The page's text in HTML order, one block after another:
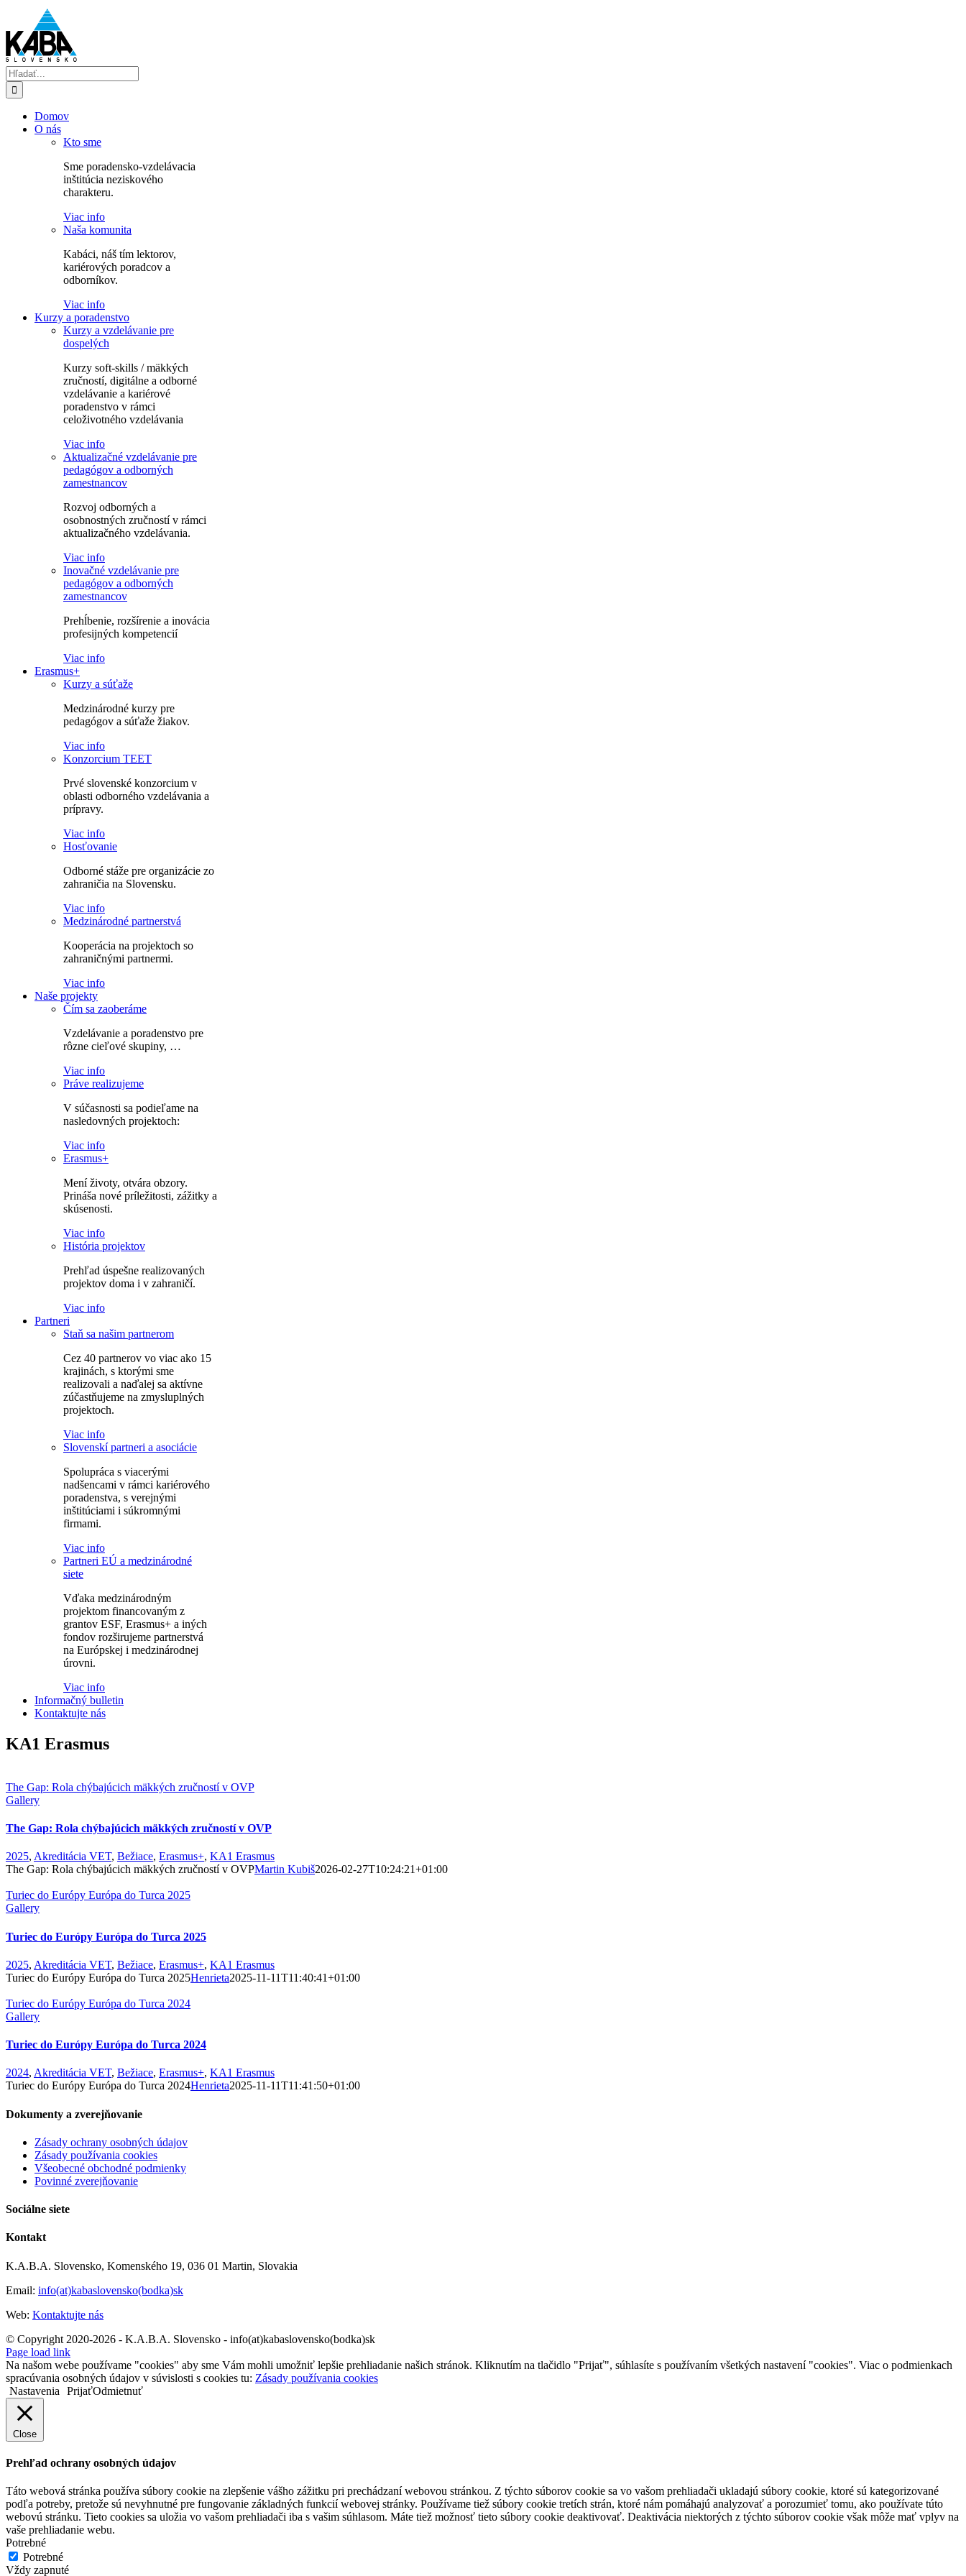
content
Hľadať:
Domov
O nás
Kto sme
Sme poradensko-vzdelávacia
inštitúcia neziskového
charakteru.
Viac info
Naša komunita
Kabáci, náš tím lektorov,
kariérových poradcov a
odborníkov.
Viac info
Kurzy a poradenstvo
Kurzy a vzdelávanie pre
dospelých
Kurzy soft-skills / mäkkých
zručností, digitálne a odborné
vzdelávanie a kariérové
poradenstvo v rámci
celoživotného vzdelávania
Viac info
Aktualizačné vzdelávanie pre
pedagógov a odborných
zamestnancov
Rozvoj odborných a
osobnostných zručností v rámci
aktualizačného vzdelávania.
Viac info
Inovačné vzdelávanie pre
pedagógov a odborných
zamestnancov
Prehĺbenie, rozšírenie a inovácia
profesijných kompetencií
Viac info
Erasmus+
Kurzy a súťaže
Medzinárodné kurzy pre
pedagógov a súťaže žiakov.
Viac info
Konzorcium TEET
Prvé slovenské konzorcium v
oblasti odborného vzdelávania a
prípravy.
Viac info
Hosťovanie
Odborné stáže pre organizácie zo
zahraničia na Slovensku.
Viac info
Medzinárodné partnerstvá
Kooperácia na projektoch so
zahraničnými partnermi.
Viac info
Naše projekty
Čím sa zaoberáme
Vzdelávanie a poradenstvo pre
rôzne cieľové skupiny, …
Viac info
Práve realizujeme
V súčasnosti sa podieľame na
nasledovných projektoch:
Viac info
Erasmus+
Mení životy, otvára obzory.
Prináša nové príležitosti, zážitky a
skúsenosti.
Viac info
História projektov
Prehľad úspešne realizovaných
projektov doma i v zahraničí.
Viac info
Partneri
Staň sa našim partnerom
Cez 40 partnerov vo viac ako 15
krajinách, s ktorými sme
realizovali a naďalej sa aktívne
zúčastňujeme na zmysluplných
projektoch.
Viac info
Slovenskí partneri a asociácie
Spolupráca s viacerými
nadšencami v rámci kariérového
poradenstva, s verejnými
inštitúciami i súkromnými
firmami.
Viac info
Partneri EÚ a medzinárodné
siete
Vďaka medzinárodným
projektom financovaným z
grantov ESF, Erasmus+ a iných
fondov rozširujeme partnerstvá
na Európskej i medzinárodnej
úrovni.
Viac info
Informačný bulletin
Kontaktujte nás
KA1 Erasmus
The Gap: Rola chýbajúcich mäkkých zručností v OVP
Gallery
The Gap: Rola chýbajúcich mäkkých zručností v OVP
2025, Akreditácia VET, Bežiace, Erasmus+, KA1 Erasmus
The Gap: Rola chýbajúcich mäkkých zručností v OVPMartin Kubiš2026-02-27T10:24:21+01:00
Turiec do Európy Európa do Turca 2025
Gallery
Turiec do Európy Európa do Turca 2025
2025, Akreditácia VET, Bežiace, Erasmus+, KA1 Erasmus
Turiec do Európy Európa do Turca 2025Henrieta2025-11-11T11:40:41+01:00
Turiec do Európy Európa do Turca 2024
Gallery
Turiec do Európy Európa do Turca 2024
2024, Akreditácia VET, Bežiace, Erasmus+, KA1 Erasmus
Turiec do Európy Európa do Turca 2024Henrieta2025-11-11T11:41:50+01:00
Dokumenty a zverejňovanie
Zásady ochrany osobných údajov
Zásady používania cookies
Všeobecné obchodné podmienky
Povinné zverejňovanie
Sociálne siete
Kontakt
K.A.B.A. Slovensko, Komenského 19, 036 01 Martin, Slovakia
Email: info(at)kabaslovensko(bodka)sk
Web: Kontaktujte nás
© Copyright 2020-2026 - K.A.B.A. Slovensko - info(at)kabaslovensko(bodka)sk
Page load link
Na našom webe používame "cookies" aby sme Vám mohli umožniť lepšie prehliadanie našich stránok. Kliknutím na tlačidlo "Prijať", súhlasíte s používaním všetkých nastavení "cookies". Viac o podmienkach
spracúvania osobných údajov v súvislosti s cookies tu: Zásady používania cookies
Nastavenia
PrijaťOdmietnuť
Close
Prehľad ochrany osobných údajov
Táto webová stránka používa súbory cookie na zlepšenie vášho zážitku pri prechádzaní webovou stránkou. Z týchto súborov cookie sa vo vašom prehliadači ukladajú súbory cookie, ktoré sú kategorizované
podľa potreby, pretože sú nevyhnutné pre fungovanie základných funkcií webovej stránky. Používame tiež súbory cookie tretích strán, ktoré nám pomáhajú analyzovať a porozumieť tomu, ako používate túto
webovú stránku. Tieto cookies sa uložia vo vašom prehliadači iba s vašim súhlasom. Máte tiež možnosť tieto súbory cookie deaktivovať. Deaktivácia niektorých z týchto súborov cookie však môže mať vplyv na
vaše prehliadanie webu.
Potrebné
Potrebné
Vždy zapnuté